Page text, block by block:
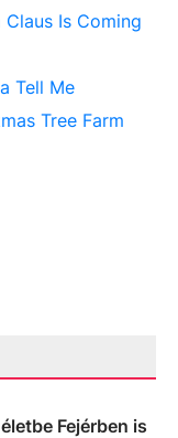
Claus Is Coming
Tell Me
Tree Farm
Fejérben is